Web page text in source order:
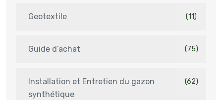
Geotextile (11)
Guide d’achat (75)
Installation et Entretien du gazon
synthétique
(62)